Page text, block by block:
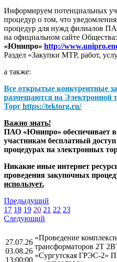
Информируем потенциальных
процедур о том, что
процедур для нужд филиалов
на официальном сайте Общества:
«Юнипро» http://
Раздел «Закупки МТР, работ,
а также:
Все открытые конкурентные
размещаются на Электронной
Торг https://tektorg.ru/
Важно знать!
ПАО «Юнипро» обеспечивает
участникам бесплатный
процедурах на электронных
Никакие иные интернет
проведения закупочных
использует.
Предыдущий
17 18 19 20 21 22 23
Следующий
27.07.26
03.08.26
13:00:00
«Проведение
трансформаторов 2Т
«Сургутская ГРЭС-2»